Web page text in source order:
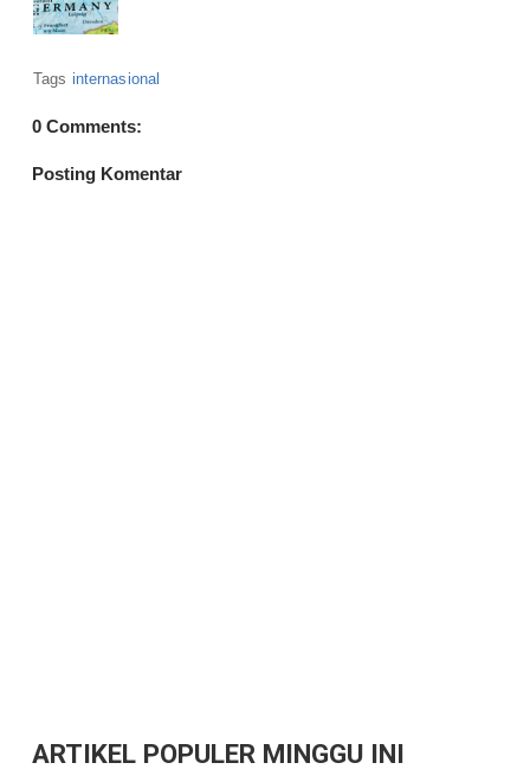
Tags internasional
0 Comments:
Posting Komentar
ARTIKEL POPULER MINGGU INI